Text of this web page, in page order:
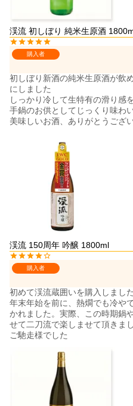
渓流 初しぼり 純米生原酒
購入者
初しぼり新酒の純米生原酒が飲
にしました
しっかり冷して生特有の滑り感
手鍋のお供としてじっくり味わ
美味しいお酒、ありがとうござ
渓流 150周年 吟醸 1800ml
購入者
初めて渓流蔵囲いを購入しました
年末年始を前に、熱燗でも冷や
かれました。実際、この時期鍋
せて二刀流で楽しませて頂きまし
ご馳走様でした